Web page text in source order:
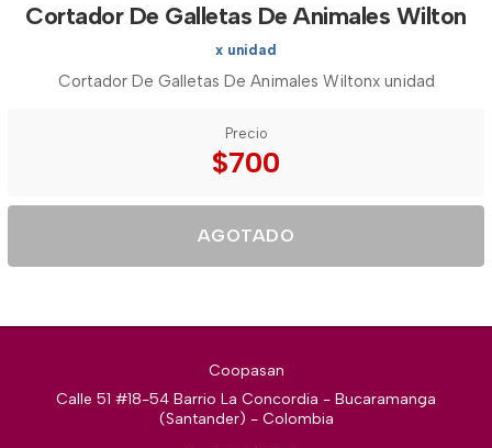
Cortador De Galletas De Animales Wilton
x unidad
Cortador De Galletas De Animales Wiltonx unidad
Precio
$700
AGOTADO
Coopasan
Calle 51 #18-54 Barrio La Concordia - Bucaramanga
(Santander) - Colombia